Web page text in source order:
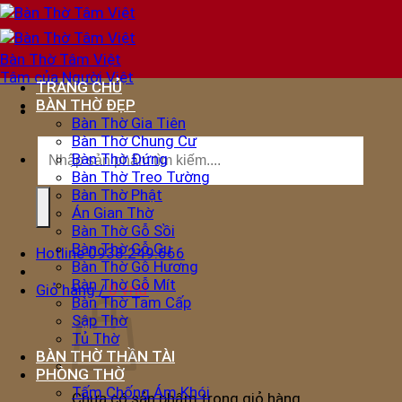
Bỏ
qua
nội
dung
Bàn Thờ Tâm Việt
Tâm của Người Việt
Tìm
kiếm:
Hotline 0938.249.666
Giỏ hàng /0vnđ
TRANG CHỦ
BÀN THỜ ĐẸP
Bàn Thờ Gia Tiên
Bàn Thờ Chung Cư
Bàn Thờ Đứng
Bàn Thờ Treo Tường
Bàn Thờ Phật
Án Gian Thờ
Bàn Thờ Gỗ Sồi
Bàn Thờ Gỗ Gụ
Bàn Thờ Gỗ Hương
Bàn Thờ Gỗ Mít
Bàn Thờ Tam Cấp
Sập Thờ
Tủ Thờ
BÀN THỜ THẦN TÀI
PHÒNG THỜ
Tấm Chống Ám Khói